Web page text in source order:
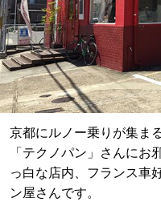
京都にルノー乗りが集ま
「テクノパン」さんにお
っ白な店内、フランス車
ン屋さんです。